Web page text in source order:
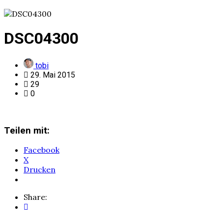
DSC04300
tobi
29. Mai 2015
29
0
Teilen mit:
Facebook
X
Drucken
Share: